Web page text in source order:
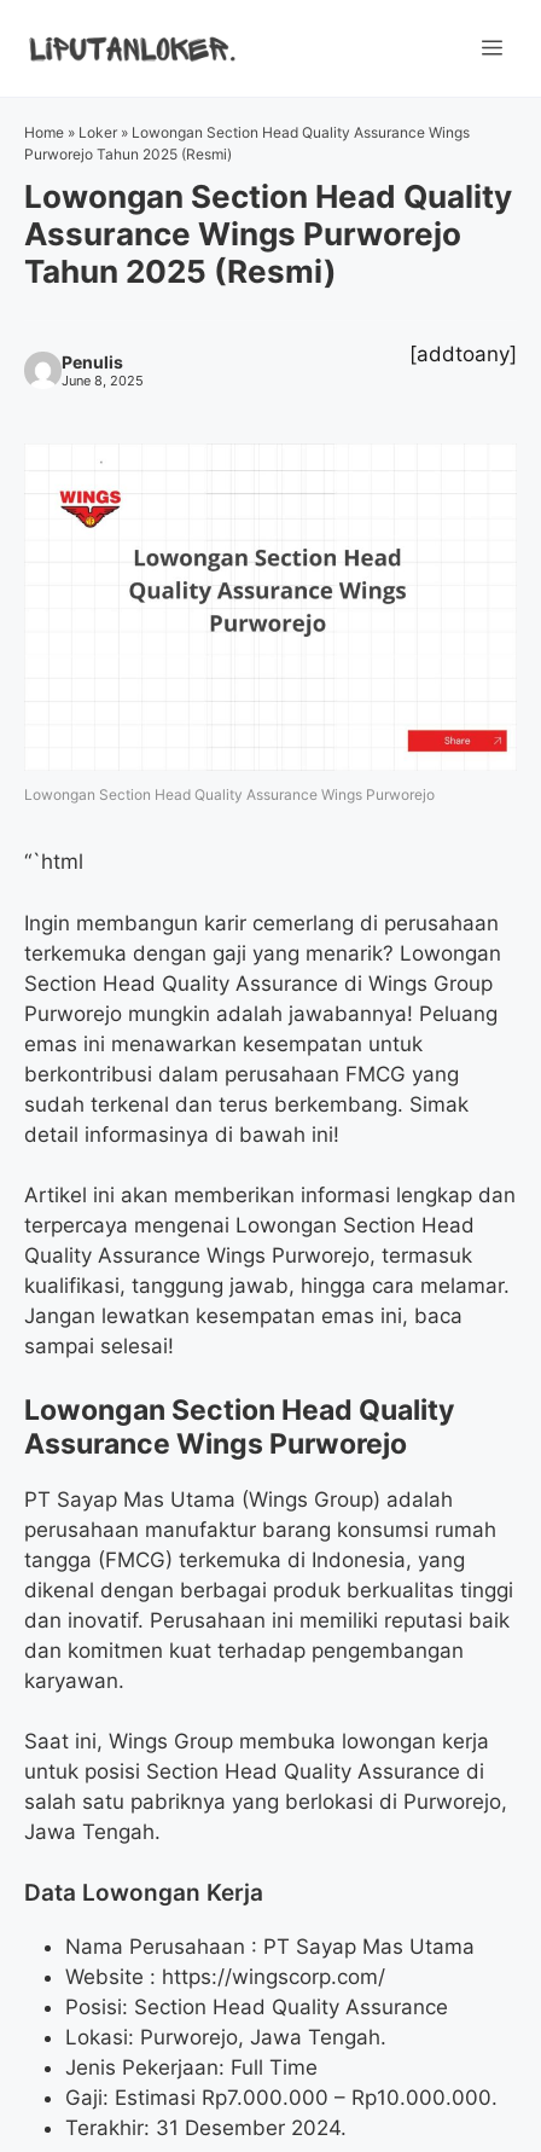
Home » Loker » Lowongan Section Head Quality Assurance Wings
Purworejo Tahun 2025 (Resmi)
Lowongan Section Head Quality
Assurance Wings Purworejo
Tahun 2025 (Resmi)
Penulis
June 8, 2025
[addtoany]
Lowongan Section Head Quality Assurance Wings Purworejo
“`html
Ingin membangun karir cemerlang di perusahaan
terkemuka dengan gaji yang menarik? Lowongan
Section Head Quality Assurance di Wings Group
Purworejo mungkin adalah jawabannya! Peluang
emas ini menawarkan kesempatan untuk
berkontribusi dalam perusahaan FMCG yang
sudah terkenal dan terus berkembang. Simak
detail informasinya di bawah ini!
Artikel ini akan memberikan informasi lengkap dan
terpercaya mengenai Lowongan Section Head
Quality Assurance Wings Purworejo, termasuk
kualifikasi, tanggung jawab, hingga cara melamar.
Jangan lewatkan kesempatan emas ini, baca
sampai selesai!
Lowongan Section Head Quality
Assurance Wings Purworejo
PT Sayap Mas Utama (Wings Group) adalah
perusahaan manufaktur barang konsumsi rumah
tangga (FMCG) terkemuka di Indonesia, yang
dikenal dengan berbagai produk berkualitas tinggi
dan inovatif. Perusahaan ini memiliki reputasi baik
dan komitmen kuat terhadap pengembangan
karyawan.
Saat ini, Wings Group membuka lowongan kerja
untuk posisi Section Head Quality Assurance di
salah satu pabriknya yang berlokasi di Purworejo,
Jawa Tengah.
Data Lowongan Kerja
Nama Perusahaan : PT Sayap Mas Utama
Website : https://wingscorp.com/
Posisi: Section Head Quality Assurance
Lokasi: Purworejo, Jawa Tengah.
Jenis Pekerjaan: Full Time
Gaji: Estimasi Rp7.000.000 – Rp10.000.000.
Terakhir: 31 Desember 2024.